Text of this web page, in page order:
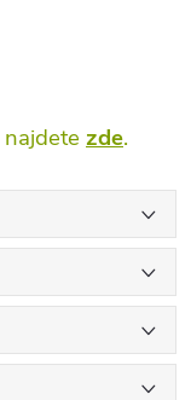
najdete zde.